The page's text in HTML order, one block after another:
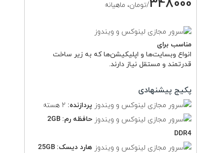
348000/تومان، ماهیانه
مناسب برای
انواع وبسایت‌ها و اپلیکیشن‌ها که به زیر ساخت
قدرتمند و مستقل نیاز دارند.
پکیج پیشنهادی
پردازنده:
حافظه رم: 2GB
DDR4
هارد دیسک: 25GB